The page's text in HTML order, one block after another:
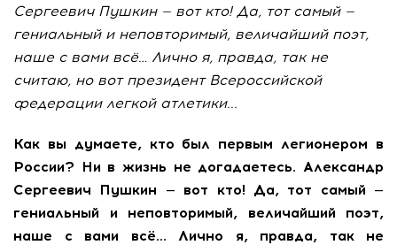
Сергеевич Пушкин — вот кто! Да, тот самый —
гениальный и неповторимый, величайший поэт,
наше с вами всё… Лично я, правда, так не
считаю, но вот президент Всероссийской
федерации легкой атлетики...
Как вы думаете, кто был первым легионером в
России? Ни в жизнь не догадаетесь. Александр
Сергеевич Пушкин — вот кто! Да, тот самый —
гениальный и неповторимый, величайший поэт,
наше с вами всё… Лично я, правда, так не